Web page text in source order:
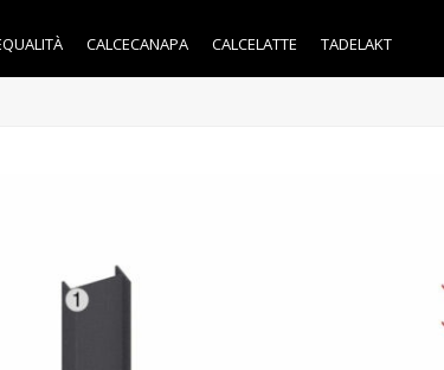
CALCECANAPA CALCELATTE TADELAKT